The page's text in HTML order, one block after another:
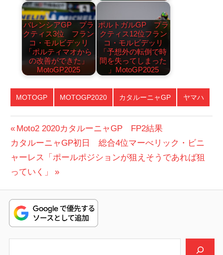
バレンシアGP プラ
クティス3位 フラン
コ・モルビデッリ
「ポルティマオから
の改善ができた」
MotoGP2025
ポルトガルGP プラ
クティス12位フラン
コ・モルビデッリ
「予想外の転倒で時
間を失ってしまった
」MotoGP2025
MOTOGP MOTOGP2020 カタルーニャGP ヤマハ
投
稿
ナ
ビ
ゲ
ー
前
の
投
稿:
Moto2 2020カタルーニャGP FP2結果
次
の
投
カタルーニャGP初日 総合4位マーべリック・ビニ
ャーレス「ポールポジションが狙えそうであれば狙
っていく」